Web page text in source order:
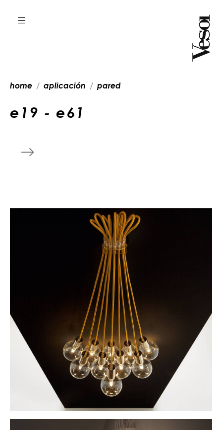
home aplicación pared
e 1 9 - e6 1